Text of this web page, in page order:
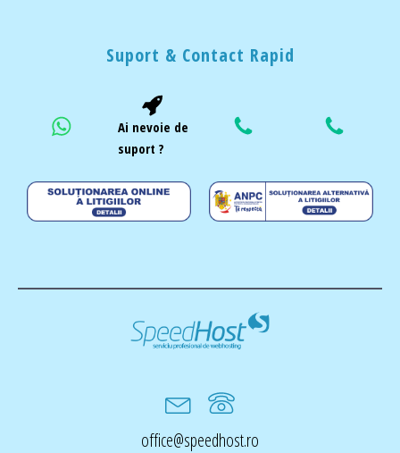
Suport & Contact Rapid
Ai nevoie de
suport ?
office@speedhost.ro